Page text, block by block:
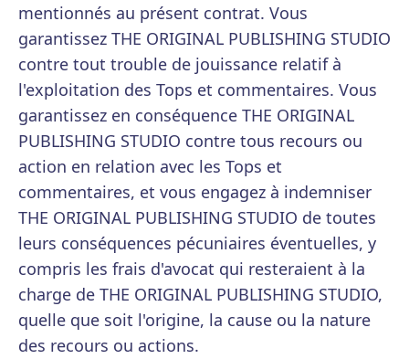
mentionnés au présent contrat. Vous
garantissez THE ORIGINAL PUBLISHING STUDIO
contre tout trouble de jouissance relatif à
l'exploitation des Tops et commentaires. Vous
garantissez en conséquence THE ORIGINAL
PUBLISHING STUDIO contre tous recours ou
action en relation avec les Tops et
commentaires, et vous engagez à indemniser
THE ORIGINAL PUBLISHING STUDIO de toutes
leurs conséquences pécuniaires éventuelles, y
compris les frais d'avocat qui resteraient à la
charge de THE ORIGINAL PUBLISHING STUDIO,
quelle que soit l'origine, la cause ou la nature
des recours ou actions.